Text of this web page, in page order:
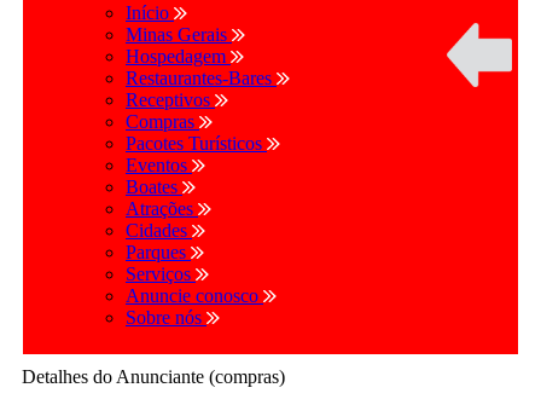
Início
Minas Gerais
Hospedagem
Restaurantes-Bares
Receptivos
Compras
Pacotes Turísticos
Eventos
Boates
Atrações
Cidades
Parques
Serviços
Anuncie conosco
Sobre nós
Detalhes do Anunciante (compras)